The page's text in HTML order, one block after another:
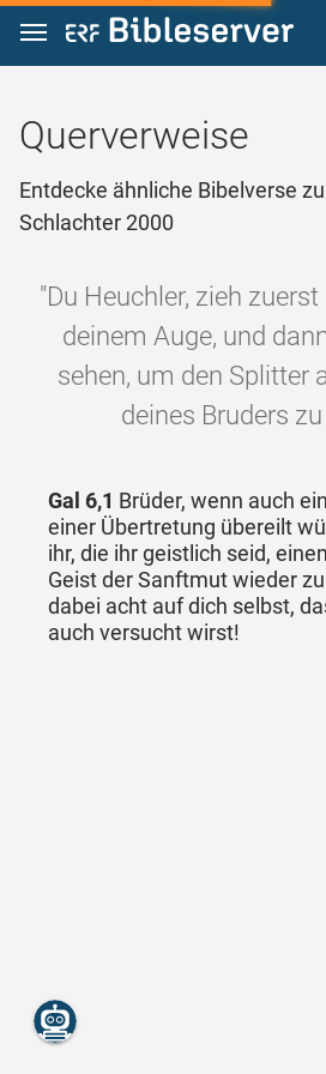
Zum Inhalt springen
Querverweise
Entdecke ähnliche Bibelverse zu
Schlachter 2000
"Du Heuchler, zieh
deinem Auge, und
sehen, um den Splitter
deines Bruders
Gal 6,1 Brüder, wenn auch
einer Übertretung übereilt
ihr, die ihr geistlich seid,
Geist der Sanftmut wieder
dabei acht auf dich selbst,
auch versucht wirst!